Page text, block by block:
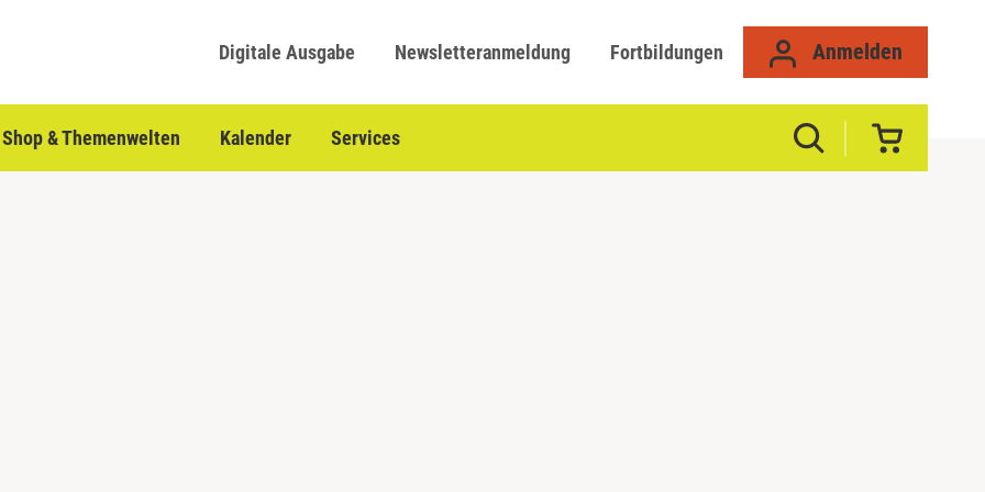
Digitale Ausgabe Newsletteranmeldung Fortbildungen Anmelden
Shop & Themenwelten Kalender Services